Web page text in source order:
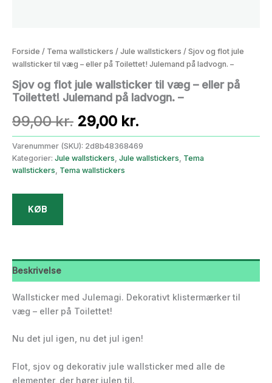
Forside / Tema wallstickers / Jule wallstickers / Sjov og flot jule
wallsticker til væg – eller på Toilettet! Julemand på ladvogn. –
Sjov og flot jule wallsticker til væg – eller på
Toilettet! Julemand på ladvogn. –
99,00kr. Den
oprindelige
pris
29,00 kr.
aktuelle
Varenummer (SKU): 2d8b48368469
Kategorier: Jule wallstickers Jule wallstickers Tema
wallstickers Tema wallstickers
KØB
Beskrivelse
Wallsticker med Julemagi. Dekorativt klistermærker til
væg – eller på Toilettet!
Nu det jul igen, nu det jul igen!
Flot, sjov og dekorativ jule wallsticker med alle de
elementer, der hører julen til.